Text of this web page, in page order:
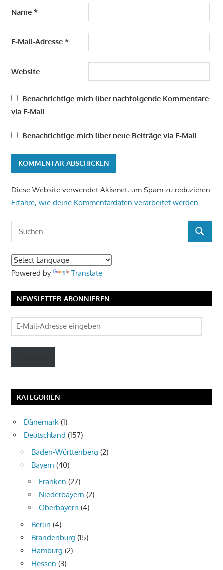
Name *
E-Mail-Adresse *
Website
Benachrichtige mich über nachfolgende Kommentare
via E-Mail.
Benachrichtige mich über neue Beiträge via E-Mail.
Diese Website verwendet Akismet, um Spam zu reduzieren.
Erfahre, wie deine Kommentardaten verarbeitet werden.
SUCHEN
Powered by Translate
NEWSLETTER ABONNIEREN
E-
Mail-
Adresse
KATEGORIEN
Dänemark (1)
Deutschland (157)
Baden-Württenberg (2)
Bayern (40)
Franken (27)
Niederbayern (2)
Oberbayern (4)
Berlin (4)
Brandenburg (15)
Hamburg (2)
Hessen (3)